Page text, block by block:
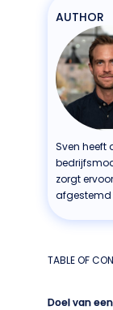
AUTHOR
Sven heeft
zorgt
afgestemd
TABLE OF
Doel van